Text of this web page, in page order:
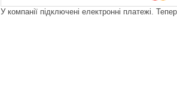
У компанії підключені електронні платежі.